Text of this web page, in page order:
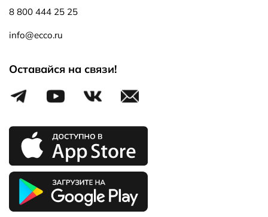
подростков. Ультрамодные модели с ремешками выше
лодыжки или Т-образным расположением,
декорированные стразами вы найдете в коллекциях
ECCO TILDA, NELLI, FAY.
При разработке детской обуви компания уделяет особое
внимание анатомичности. Носок в большинстве моделей
Благодаря этим решениям, ребенок не устает во время
Усилий для сгиба подошвы не требуется, поскольку она
выполнена из эластичных материалов.
Распродажа детских сандалий – возможность не
ограничиваться одной парой, разнообразить обувной
гардероб детей классическими и спортивными
изделиями, приобрести модель для школы, для каждого
дня.
8 800 444 25 25
info@ecco.ru
Оставайся на связи!